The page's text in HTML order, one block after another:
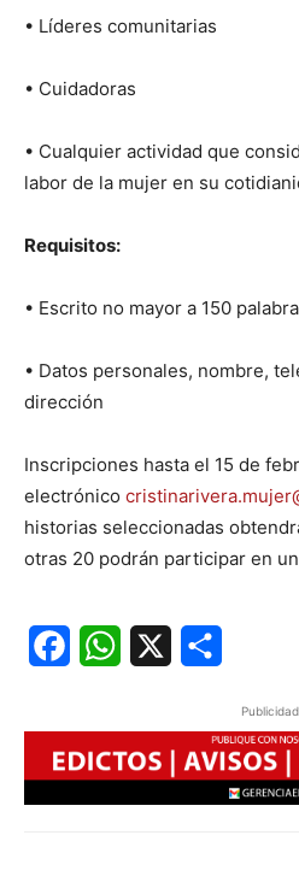
• Líderes comunitarias
• Cuidadoras
• Cualquier actividad que
labor de la mujer en su
Requisitos:
• Escrito no mayor a 150
• Datos personales, nombre,
dirección
Inscripciones hasta el 15 de
electrónico
historias seleccionadas
otras 20 podrán participar en
FacebookWhatsApp
Publicidad